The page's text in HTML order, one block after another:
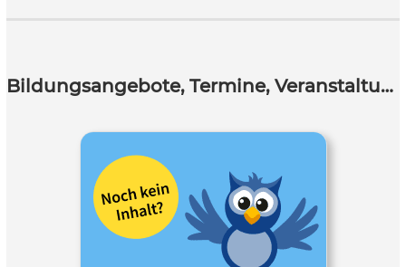
Bildungsangebote, Termine, Veranstaltungen